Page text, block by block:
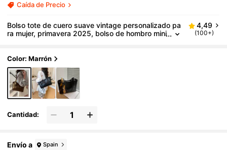
Caída de Precio
Bolso tote de cuero suave vintage personalizado pa
ra mujer, primavera 2025, bolso de hombro mini
4,49
(100+)
Color: Marrón
Cantidad:
Envío a Spain